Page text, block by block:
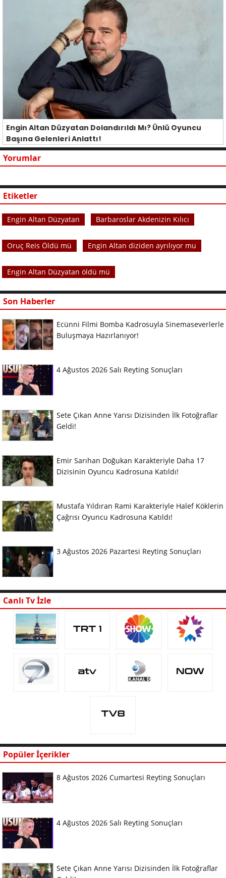
Engin Altan Düzyatan Dolandırıldı Mı? Ünlü Oyuncu
Başına Gelenleri Anlattı!
Yorumlar
Etiketler
Engin Altan Düzyatan Barbaroslar Akdenizin Kılıcı
Oruç Reis Öldü mü Engin Altan diziden ayrılıyor mu
Engin Altan Düzyatan öldü mü
Son Haberler
Ecünni Filmi Bomba Kadrosuyla Sinemaseverlerle
Buluşmaya Hazırlanıyor!
4 Ağustos 2026 Salı Reyting Sonuçları
Sete Çıkan Anne Yarısı Dizisinden İlk Fotoğraflar
Geldi!
Emir Sarıhan Doğukan Karakteriyle Daha 17
Dizisinin Oyuncu Kadrosuna Katıldı!
Mustafa Yıldıran Rami Karakteriyle Halef Köklerin
Çağrısı Oyuncu Kadrosuna Katıldı!
3 Ağustos 2026 Pazartesi Reyting Sonuçları
Canlı Tv İzle
Popüler İçerikler
8 Ağustos 2026 Cumartesi Reyting Sonuçları
4 Ağustos 2026 Salı Reyting Sonuçları
Sete Çıkan Anne Yarısı Dizisinden İlk Fotoğraflar